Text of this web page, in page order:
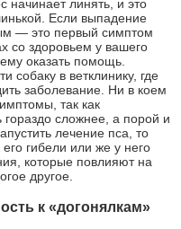
начинает линять, и это
Если выпадение
— это первый симптом
со здоровьем у вашего
оказать помощь.
собаку в ветклинику, где
заболевание. Ни в коем
так как
сложнее, а порой и
лечение пса, то
гибели или же у него
которые повлияют на
другое.
к «догонялкам»